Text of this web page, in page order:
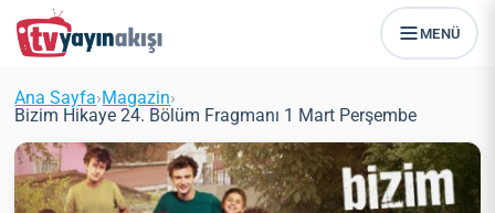
MENÜ
Ana Sayfa›Magazin›
Bizim Hikaye 24. Bölüm Fragmanı 1 Mart Perşembe